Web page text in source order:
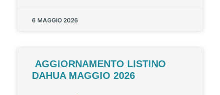
6 MAGGIO 2026
AGGIORNAMENTO LISTINO
DAHUA MAGGIO 2026